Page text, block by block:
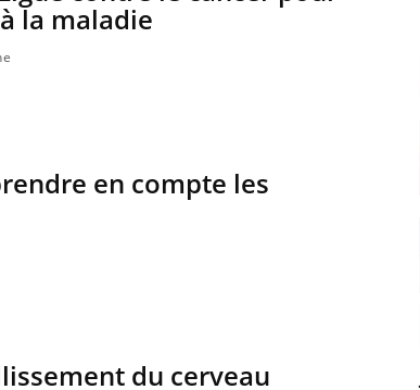
la maladie
en compte les
du cerveau